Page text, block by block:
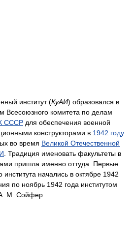
институт (КуАИ) образовался в
Всесоюзного комитета по делам
СССР для обеспечения военной
конструкторами в 1942 году
во время Великой Отечественной
. Традиция именовать факультеты в
пришла именно оттуда. Первые
института начались в октябре 1942
по ноябрь 1942 года институтом
М. Сойфер